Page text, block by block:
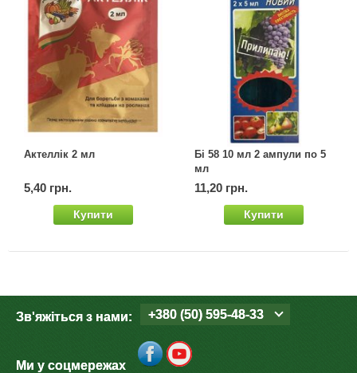
Актеллік 2 мл
5,40 грн.
Купити
Бі 58 10 мл 2 ампули по 5
мл
11,20 грн.
Купити
Зв'яжіться з нами: +380 (50) 595-48-33
Ми у соцмережах